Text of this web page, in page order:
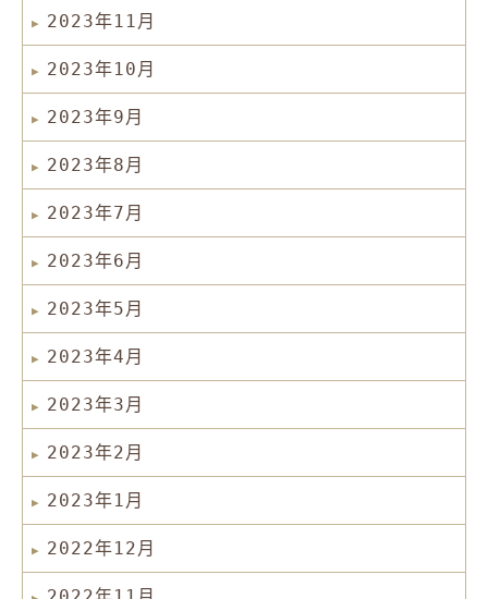
2023年11月
2023年10月
2023年9月
2023年8月
2023年7月
2023年6月
2023年5月
2023年4月
2023年3月
2023年2月
2023年1月
2022年12月